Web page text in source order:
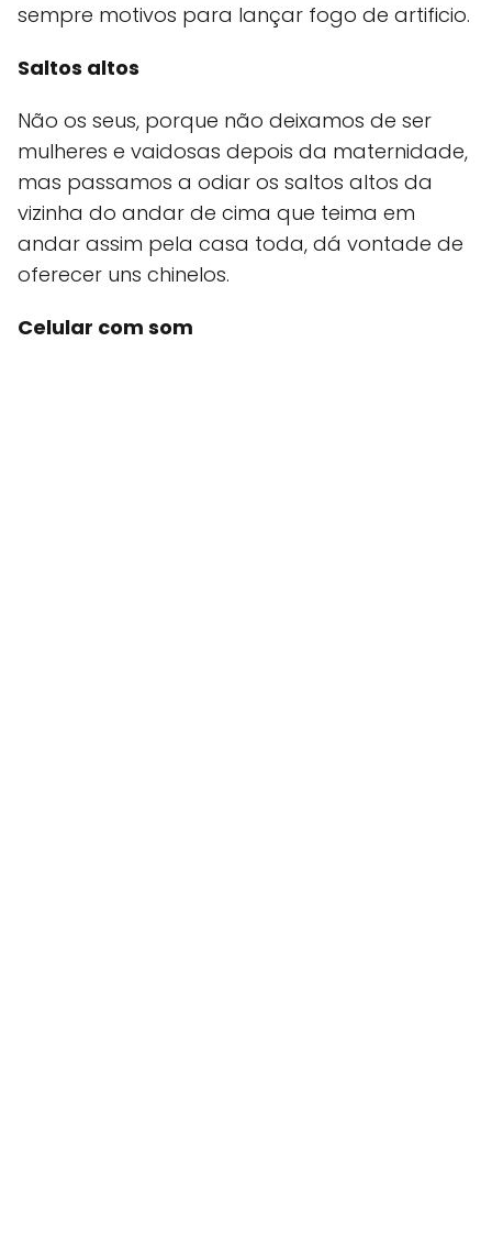
sempre motivos para lançar fogo de artificio.
Saltos altos
Não os seus, porque não deixamos de ser
mulheres e vaidosas depois da maternidade,
mas passamos a odiar os saltos altos da
vizinha do andar de cima que teima em
andar assim pela casa toda, dá vontade de
oferecer uns chinelos.
Celular com som